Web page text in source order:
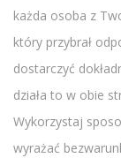
każda osoba z
który przybrał
dostarczyć
działa to w obie
Wykorzystaj
wyrażać